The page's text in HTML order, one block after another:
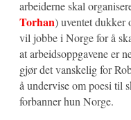
arbeiderne skal
Torhan) uventet dukker
vil jobbe i Norge for å
at arbeidsoppgavene er
gjør det vanskelig for
å undervise om poesi til
forbanner hun Norge.